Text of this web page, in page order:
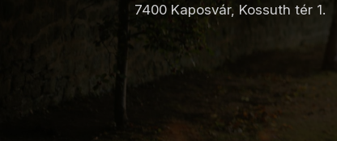
7400 Kaposvár, Kossuth tér 1.